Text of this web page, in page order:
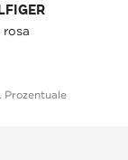
Prozentuale